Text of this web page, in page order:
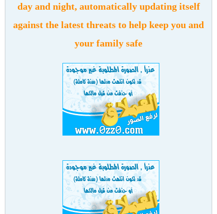
day and night, automatically updating itself
against the latest threats to help keep you and
your family safe